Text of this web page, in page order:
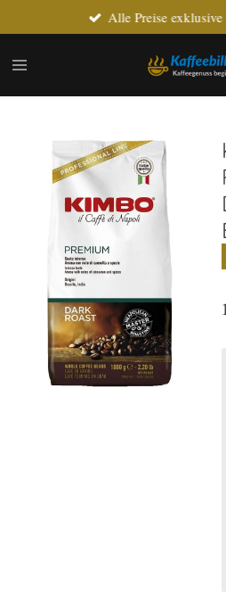
Hauptinhalt
springen
Alle Preise